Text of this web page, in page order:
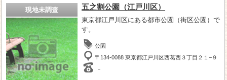
現地未調査 五之割公園（江戸川区）
東京都江戸川区にある都市公園（街区公園）で
す。
公園
〒134-0088 東京都江戸川区西葛西３丁目２１−９
－